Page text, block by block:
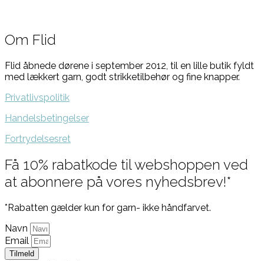
Om Flid
Flid åbnede dørene i september 2012, til en lille butik fyldt
med lækkert garn, godt strikketilbehør og fine knapper.
Privatlivspolitik
Handelsbetingelser
Fortrydelsesret
Få 10% rabatkode til webshoppen ved
at abonnere på vores nyhedsbrev!*
*Rabatten gælder kun for garn- ikke håndfarvet.
Navn
Email
Tilmeld